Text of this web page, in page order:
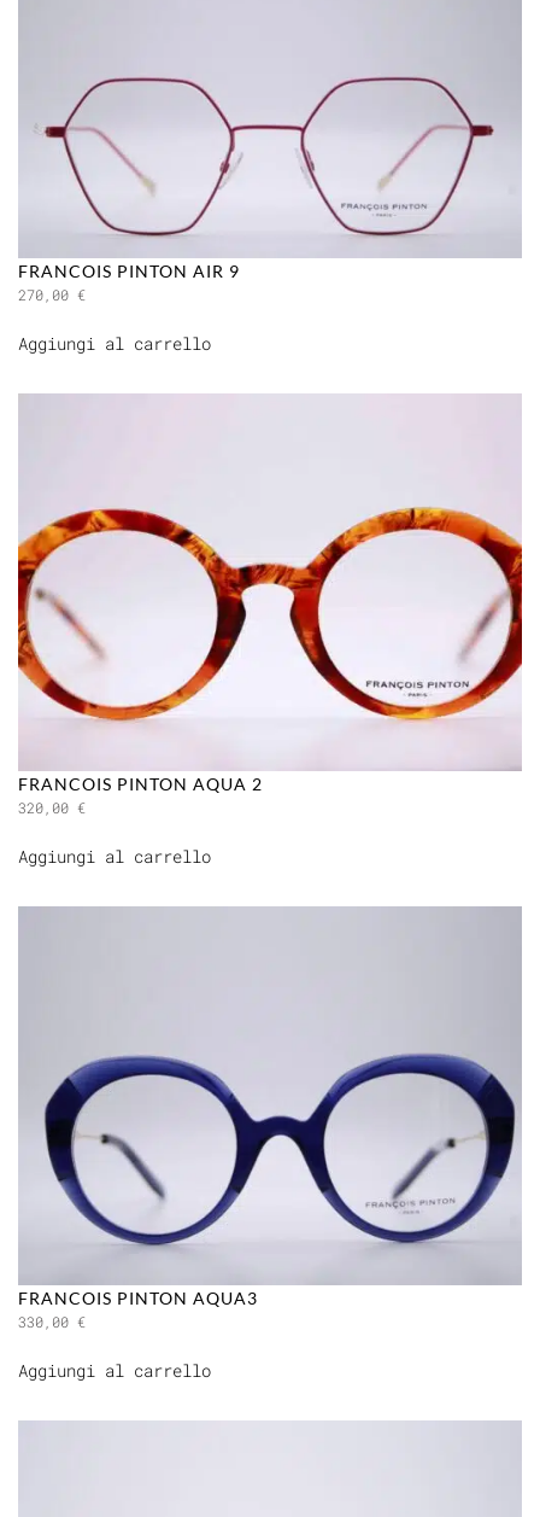
FRANCOIS PINTON AIR 9
270,00 €
Aggiungi al carrello
FRANCOIS PINTON AQUA 2
320,00 €
Aggiungi al carrello
FRANCOIS PINTON AQUA3
330,00 €
Aggiungi al carrello